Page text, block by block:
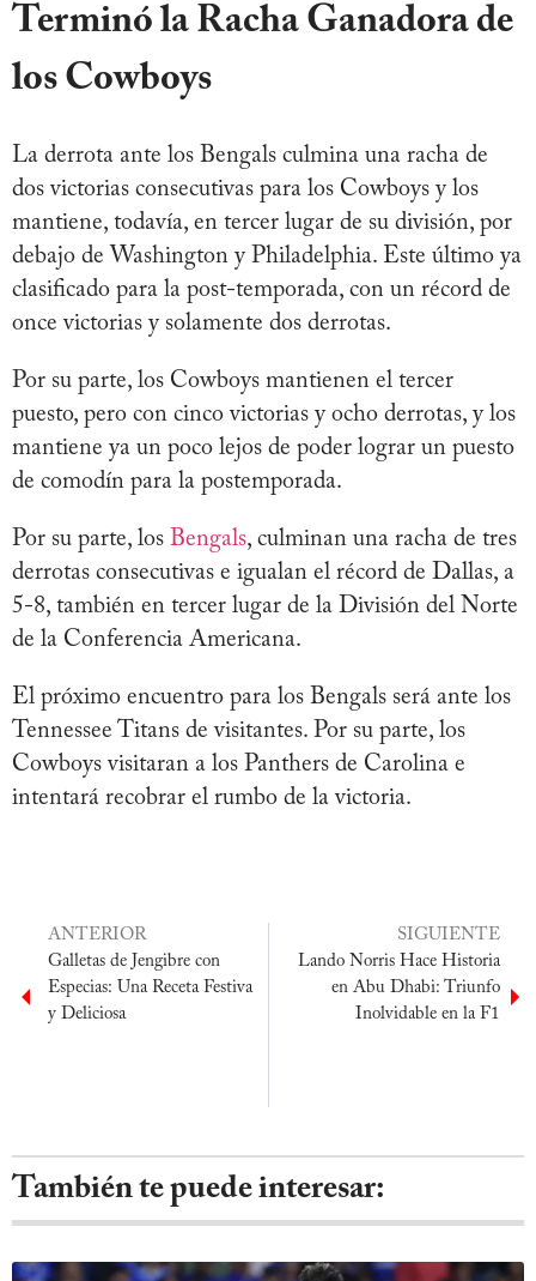
Terminó la Racha Ganadora de
los Cowboys
La derrota ante los Bengals culmina una racha de
dos victorias consecutivas para los Cowboys y los
mantiene, todavía, en tercer lugar de su división, por
debajo de Washington y Philadelphia. Este último ya
clasificado para la post-temporada, con un récord de
once victorias y solamente dos derrotas.
Por su parte, los Cowboys mantienen el tercer
puesto, pero con cinco victorias y ocho derrotas, y los
mantiene ya un poco lejos de poder lograr un puesto
de comodín para la postemporada.
Por su parte, los Bengals, culminan una racha de tres
derrotas consecutivas e igualan el récord de Dallas, a
5-8, también en tercer lugar de la División del Norte
de la Conferencia Americana.
El próximo encuentro para los Bengals será ante los
Tennessee Titans de visitantes. Por su parte, los
Cowboys visitaran a los Panthers de Carolina e
intentará recobrar el rumbo de la victoria.
ANTERIOR
Galletas de Jengibre con
Especias: Una Receta Festiva
y Deliciosa
SIGUIENTE
Lando Norris Hace Historia
en Abu Dhabi: Triunfo
Inolvidable en la F1
También te puede interesar: